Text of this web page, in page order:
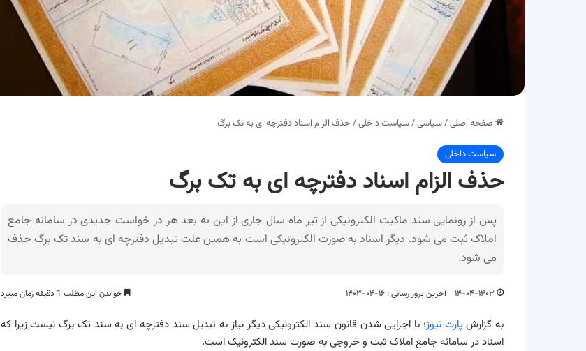
صفحه اصلی/سیاسی/سیاست داخلی/ حذف الزام اسناد دفترچه ای به تک برگ
سیاست داخلی
حذف الزام اسناد دفترچه ای به تک برگ
پس از رونمایی سند ماکیت الکترونیکی از تیر ماه سال جاری از این به بعد هر در خواست جدیدی در سامانه جامع
املاک ثبت می شود. دیگر اسناد به صورت الکترونیکی است به همین علت تبدیل دفترچه ای به سند تک برگ حذف
می شود.
۱۴-۰۴-۱۴۰۳ آخرین بروز رسانی : ۱۶-۰۴-۱۴۰۳ خواندن این مطلب 1 دقیقه زمان میبرد
به گزارش پارت نیوز؛ با اجرایی شدن قانون سند الکترونیکی دیگر نیاز به تبدیل سند دفترچه ای به سند تک برگ نیست زیرا که
اسناد در سامانه جامع املاک ثبت و خروجی به صورت سند الکترونیک است.